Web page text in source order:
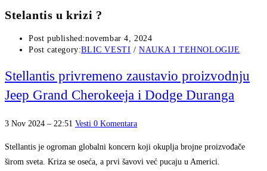
Stelantis u krizi ?
Post published:novembar 4, 2024
Post category:BLIC VESTI / NAUKA I TEHNOLOGIJE
Stellantis privremeno zaustavio proizvodnju
Jeep Grand Cherokeeja i Dodge Duranga
3 Nov 2024 – 22:51 Vesti 0 Komentara
Stellantis je ogroman globalni koncern koji okuplja brojne proizvođače
širom sveta. Kriza se oseća, a prvi šavovi već pucaju u Americi.